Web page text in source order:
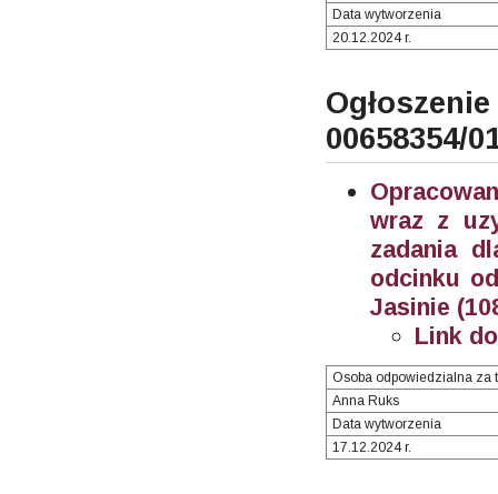
Data wytworzenia
20.12.2024 r.
00658354/
wraz z
zadania
odcinku
Jasinie
Link
Osoba odpowiedzialna za
Anna Ruks
Data wytworzenia
17.12.2024 r.